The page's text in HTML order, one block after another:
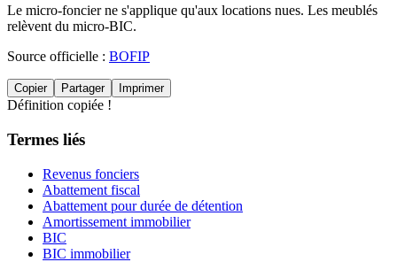
Le micro-foncier ne s'applique qu'aux locations nues. Les meublés
relèvent du micro-BIC.
Source officielle : BOFIP
Copier Partager Imprimer
Définition copiée !
Termes liés
Revenus fonciers
Abattement fiscal
Abattement pour durée de détention
Amortissement immobilier
BIC
BIC immobilier